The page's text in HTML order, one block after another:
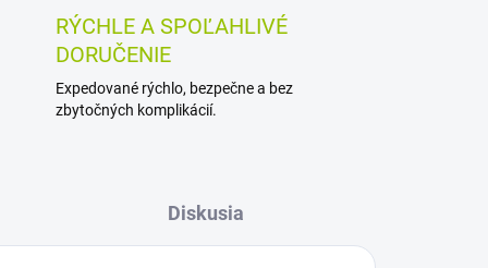
RÝCHLE A SPOĽAHLIVÉ
DORUČENIE
Expedované rýchlo, bezpečne a bez
zbytočných komplikácií.
Diskusia